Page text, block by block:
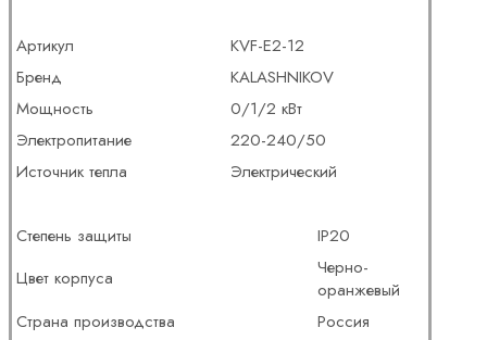
Артикул
KVF-E2-12
Бренд
KALASHNIKOV
Мощность
0/1/2 кВт
Электропитание
220-240/50
Источник тепла
Электрический
Степень защиты
IP20
Цвет корпуса
Черно-
оранжевый
Страна производства
Россия